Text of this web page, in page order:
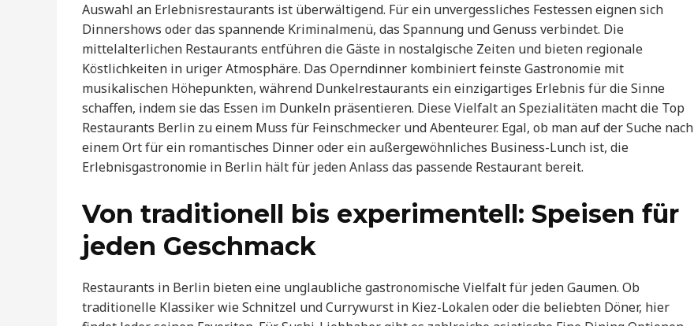
Auswahl an Erlebnisrestaurants ist überwältigend. Für ein unvergessliches Festessen eignen sich
Dinnershows oder das spannende Kriminalmenü, das Spannung und Genuss verbindet. Die
mittelalterlichen Restaurants entführen die Gäste in nostalgische Zeiten und bieten regionale
Köstlichkeiten in uriger Atmosphäre. Das Operndinner kombiniert feinste Gastronomie mit
musikalischen Höhepunkten, während Dunkelrestaurants ein einzigartiges Erlebnis für die Sinne
schaffen, indem sie das Essen im Dunkeln präsentieren. Diese Vielfalt an Spezialitäten macht die Top
Restaurants Berlin zu einem Muss für Feinschmecker und Abenteurer. Egal, ob man auf der Suche nach
einem Ort für ein romantisches Dinner oder ein außergewöhnliches Business-Lunch ist, die
Erlebnisgastronomie in Berlin hält für jeden Anlass das passende Restaurant bereit.
Von traditionell bis experimentell: Speisen für
jeden Geschmack
Restaurants in Berlin bieten eine unglaubliche gastronomische Vielfalt für jeden Gaumen. Ob
traditionelle Klassiker wie Schnitzel und Currywurst in Kiez-Lokalen oder die beliebten Döner, hier